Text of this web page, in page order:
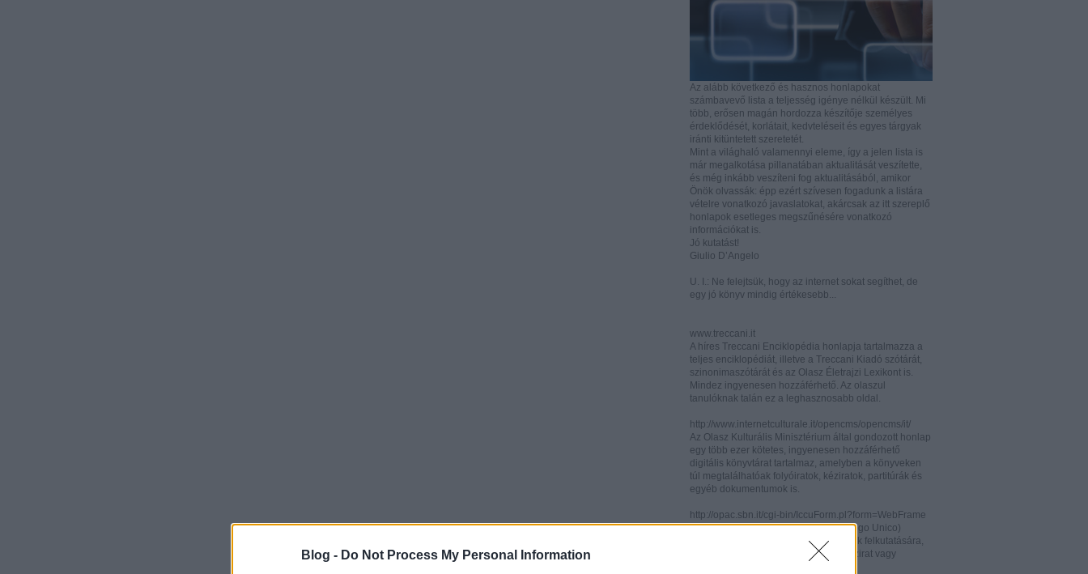
Blog - Do Not Process My Personal Information
Az alább következő és hasznos honlapokat
számbavevő lista a teljesség igénye nélkül készült. Mi
több, erősen magán hordozza készítője személyes
érdeklődését, korlátait, kedvteléseit és egyes tárgyak
iránti kitüntetett szeretetét.
Mint a világhaló valamennyi eleme, így a jelen lista is
már megalkotása pillanatában aktualitását veszítette,
és még inkább veszíteni fog aktualitásából, amikor
Önök olvassák: épp ezért szívesen fogadunk a listára
vételre vonatkozó javaslatokat, akárcsak az itt szereplő
honlapok esetleges megszűnésére vonatkozó
információkat is.
Jó kutatást!
Giulio D’Angelo
U. I.: Ne felejtsük, hogy az internet sokat segíthet, de
egy jó könyv mindig értékesebb...
www.treccani.it
A híres Treccani Enciklopédia honlapja tartalmazza a
teljes enciklopédiát, illetve a Treccani Kiadó szótárát,
szinonimaszótárát és az Olasz Életrajzi Lexikont is.
Mindez ingyenesen hozzáférhető. Az olaszul
tanulóknak talán ez a leghasznosabb oldal.
http://www.internetculturale.it/opencms/opencms/it/
Az Olasz Kulturális Minisztérium által gondozott honlap
egy több ezer kötetes, ingyenesen hozzáférhető
digitális könyvtárat tartalmaz, amelyben a könyveken
túl megtalálhatóak folyóiratok, kéziratok, partitúrák és
egyéb dokumentumok is.
http://opac.sbn.it/cgi-bin/IccuForm.pl?form=WebFrame
Az ICCU (Istituto Centrale per il Catalogo Unico)
keresőrendszere. Hasznos lehet annak felkutatására,
hogy hol lelhető fel egy-egy könyv, kézirat vagy